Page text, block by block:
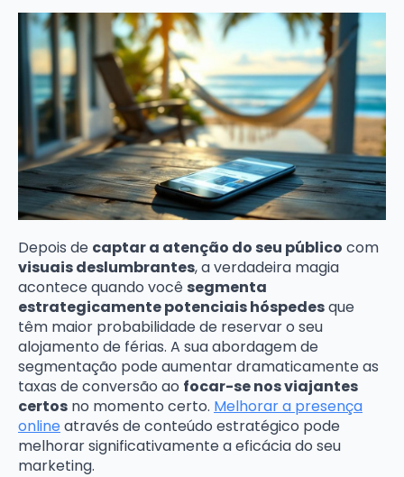
Depois de captar a atenção do seu público com
visuais deslumbrantes, a verdadeira magia
acontece quando você segmenta
estrategicamente potenciais hóspedesque
têm maior probabilidade de reservar o seu
alojamento de férias. A sua abordagem de
segmentação pode aumentar dramaticamente as
taxas de conversão ao focar-se nos viajantes
certos no momento certo. Melhorar a presença
onlineatravés de conteúdo estratégico pode
melhorar significativamente a eficácia do seu
marketing.